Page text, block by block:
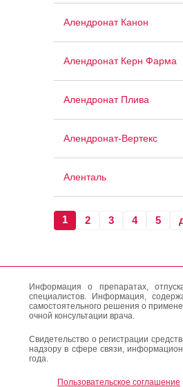
Алендронат Канон
Алендронат Керн Фарма
Алендронат Плива
Алендронат-Вертекс
Аленталь
1 2 3 4 5
Информация о препаратах,
специалистов. Информация,
самостоятельного решения о
очной консультации врача.
Свидетельство о регистрации
надзору в сфере связи,
года.
Пользовательское соглашение